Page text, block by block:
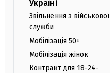
Україні
Звільнення з військової
служби
Мобілізація 50+
Мобілізація жінок
Контракт для 18-24-